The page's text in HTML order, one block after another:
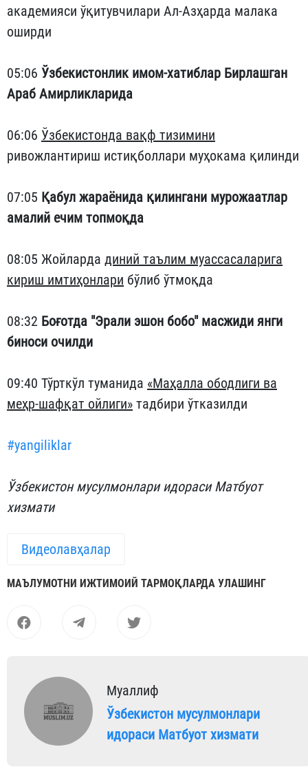
академияси ўқитувчилари Ал-Азҳарда малака
оширди
05:06 Ўзбекистонлик имом-хатиблар Бирлашган
Араб Амирликларида
06:06 Ўзбекистонда вақф тизимини
ривожлантириш истиқболлари муҳокама қилинди
07:05 Қабул жараёнида қилингани мурожаатлар
амалий ечим топмоқда
08:05 Жойларда диний таълим муассасаларига
кириш имтиҳонлари бўлиб ўтмоқда
08:32 Боғотда "Эрали эшон бобо" масжиди янги
биноси очилди
09:40 Тўрткўл туманида «Маҳалла ободлиги ва
меҳр-шафқат ойлиги» тадбири ўтказилди
#yangiliklar
Ўзбекистон мусулмонлари идораси Матбуот
хизмати
Видеолавҳалар
МАЪЛУМОТНИ ИЖТИМОИЙ ТАРМОҚЛАРДА УЛАШИНГ
Муаллиф
Ўзбекистон мусулмонлари
идораси Матбуот хизмати